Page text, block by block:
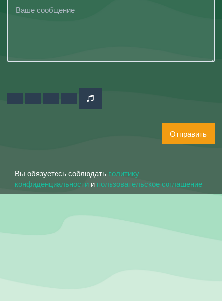
Отправить
Вы обязуетесь соблюдать политику
конфиденциальности и пользовательское соглашение